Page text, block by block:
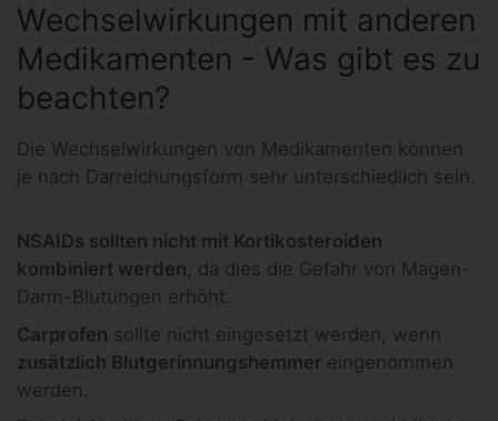
Wechselwirkungen mit anderen
Medikamenten - Was gibt es zu
beachten?
Die Wechselwirkungen von Medikamenten können
je nach Darreichungsform sehr unterschiedlich sein.
NSAIDs sollten nicht mit Kortikosteroiden
kombiniert werden, da dies die Gefahr von Magen-
Darm-Blutungen erhöht.
Carprofen sollte nicht eingesetzt werden, wenn
zusätzlich Blutgerinnungshemmer eingenommen
werden.